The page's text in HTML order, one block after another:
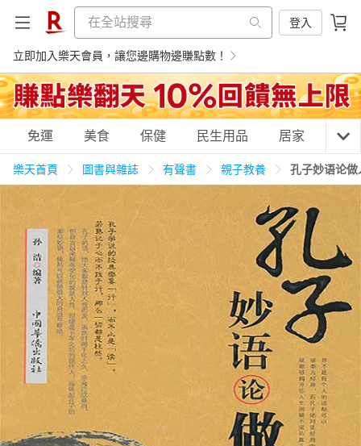
登入
立即加入樂天會員，讓您邊購物邊賺點數！
購物網分類
民生用品
居家生活 運動休閒 親子玩具
女裝 化妝保養 情趣用品
日本購物
免運 美食 保健 民生用品 居家 3C
樂天首頁 圖書與雜誌 有聲書 親子教養 孔子妙语论